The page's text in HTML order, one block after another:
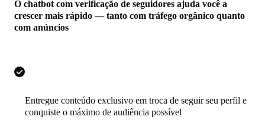
O chatbot com verificação de seguidores ajuda você a
crescer mais rápido — tanto com tráfego orgânico quanto
com anúncios
Entregue conteúdo exclusivo em troca de seguir seu perfil e
conquiste o máximo de audiência possível